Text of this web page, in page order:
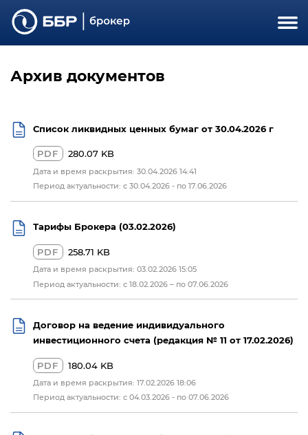
Архив документов
Список ликвидных ценных бумаг от 30.04.2026 г
PDF 280.07 KB
Дата и время раскрытия: 30.04.2026 14:41
Период актуальности: c 30.04.2026 - по 17.06.2026
Тарифы Брокера (03.02.2026)
PDF 258.71 KB
Дата и время раскрытия: 03.02.2026 15:05
Период актуальности: с 18.02.2026 – по 07.06.2026
Договор на ведение индивидуального
инвестиционного счета (редакция № 11 от 17.02.2026)
PDF 180.04 KB
Дата и время раскрытия: 17.02.2026 18:06
Период актуальности: с 04.03.2026 - по 07.06.2026